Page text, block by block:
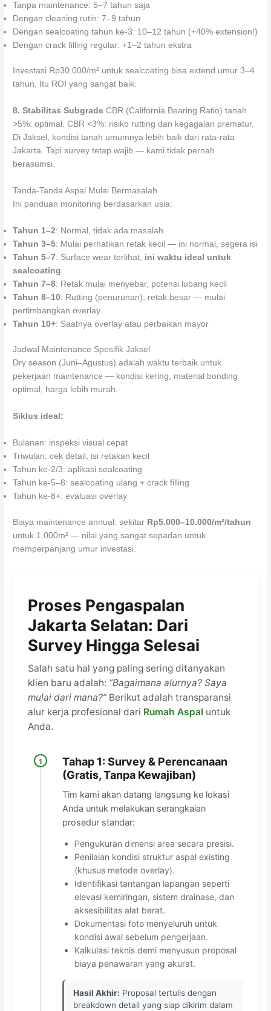
Tanpa maintenance: 5–7 tahun saja
Dengan cleaning rutin: 7–9 tahun
Dengan sealcoating tahun ke-3: 10–12 tahun (+40% extension!)
Dengan crack filling regular: +1–2 tahun ekstra
Investasi Rp30.000/m² untuk sealcoating bisa extend umur 3–4
tahun. Itu ROI yang sangat baik.
8. Stabilitas Subgrade CBR (California Bearing Ratio) tanah
>5%: optimal. CBR <3%: risiko rutting dan kegagalan prematur.
Di Jaksel, kondisi tanah umumnya lebih baik dari rata-rata
Jakarta. Tapi survey tetap wajib — kami tidak pernah
berasumsi.
Tanda-Tanda Aspal Mulai Bermasalah
Ini panduan monitoring berdasarkan usia:
Tahun 1–2: Normal, tidak ada masalah
Tahun 3–5: Mulai perhatikan retak kecil — ini normal, segera isi
Tahun 5–7: Surface wear terlihat, ini waktu ideal untuk
sealcoating
Tahun 7–8: Retak mulai menyebar, potensi lubang kecil
Tahun 8–10: Rutting (penurunan), retak besar — mulai
pertimbangkan overlay
Tahun 10+: Saatnya overlay atau perbaikan mayor
Jadwal Maintenance Spesifik Jaksel
Dry season (Juni–Agustus) adalah waktu terbaik untuk
pekerjaan maintenance — kondisi kering, material bonding
optimal, harga lebih murah.
Siklus ideal:
Bulanan: inspeksi visual cepat
Triwulan: cek detail, isi retakan kecil
Tahun ke-2/3: aplikasi sealcoating
Tahun ke-5–8: sealcoating ulang + crack filling
Tahun ke-8+: evaluasi overlay
Biaya maintenance annual: sekitar Rp5.000–10.000/m²/tahun
untuk 1.000m² — nilai yang sangat sepadan untuk
memperpanjang umur investasi.
Proses Pengaspalan
Jakarta Selatan: Dari
Survey Hingga Selesai
Salah satu hal yang paling sering ditanyakan
klien baru adalah: “Bagaimana alurnya? Saya
mulai dari mana?”Berikut adalah transparansi
alur kerja profesional dari Rumah Aspal untuk
Anda.
1
Tahap 1: Survey & Perencanaan
(Gratis, Tanpa Kewajiban)
Tim kami akan datang langsung ke lokasi
Anda untuk melakukan serangkaian
prosedur standar:
Pengukuran dimensi area secara presisi.
Penilaian kondisi struktur aspal existing
(khusus metode overlay).
Identifikasi tantangan lapangan seperti
elevasi kemiringan, sistem drainase, dan
aksesibilitas alat berat.
Dokumentasi foto menyeluruh untuk
kondisi awal sebelum pengerjaan.
Kalkulasi teknis demi menyusun proposal
biaya penawaran yang akurat.
Hasil Akhir: Proposal tertulis dengan
breakdown detail yang siap dikirim dalam